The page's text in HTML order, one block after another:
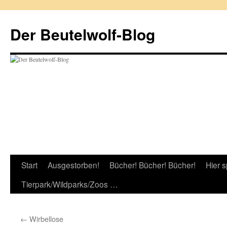
springen
Der Beutelwolf-Blog
Start Ausgestorben! Bücher! Bücher! Bücher!
Hier
Tierpark/Wildparks/Zoos …
← Wirbellose